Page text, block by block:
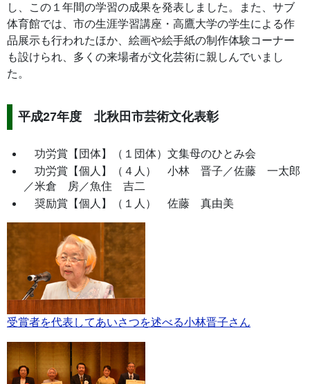
し、この１年間の学習の成果を発表しました。また、サブ
体育館では、市の生涯学習講座・高鷹大学の学生による作
品展示も行われたほか、絵画や絵手紙の制作体験コーナー
も設けられ、多くの来場者が文化芸術に親しんでいまし
た。
平成27年度 北秋田市芸術文化表彰
功労賞【団体】（１団体）文集母のひとみ会
功労賞【個人】（４人） 小林 晋子／佐藤 一太郎
／米倉 房／魚住 吉二
奨励賞【個人】（１人） 佐藤 真由美
受賞者を代表してあいさつを述べる小林晋子さん